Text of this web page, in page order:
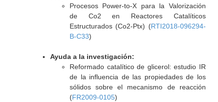
Procesos Power-to-X para la Valorización
de Co2 en Reactores Catalíticos
Estructurados (Co2-Ptx) (RTI2018-096294-
B-C33)
Ayuda a la investigación:
Reformado catalítico de glicerol: estudio IR
de la influencia de las propiedades de los
sólidos sobre el mecanismo de reacción
(FR2009-0105)